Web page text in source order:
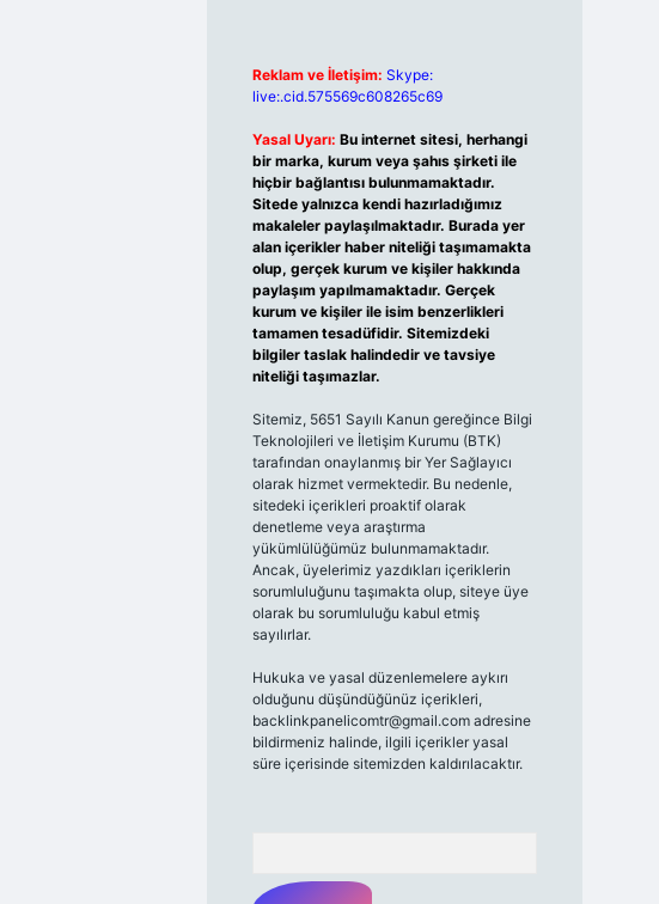
Reklam ve İletişim: Skype:
live:.cid.575569c608265c69
Yasal Uyarı: Bu internet sitesi, herhangi
bir marka, kurum veya şahıs şirketi ile
hiçbir bağlantısı bulunmamaktadır.
Sitede yalnızca kendi hazırladığımız
makaleler paylaşılmaktadır. Burada yer
alan içerikler haber niteliği taşımamakta
olup, gerçek kurum ve kişiler hakkında
paylaşım yapılmamaktadır. Gerçek
kurum ve kişiler ile isim benzerlikleri
tamamen tesadüfidir. Sitemizdeki
bilgiler taslak halindedir ve tavsiye
niteliği taşımazlar.
Sitemiz, 5651 Sayılı Kanun gereğince Bilgi
Teknolojileri ve İletişim Kurumu (BTK)
tarafından onaylanmış bir Yer Sağlayıcı
olarak hizmet vermektedir. Bu nedenle,
sitedeki içerikleri proaktif olarak
denetleme veya araştırma
yükümlülüğümüz bulunmamaktadır.
Ancak, üyelerimiz yazdıkları içeriklerin
sorumluluğunu taşımakta olup, siteye üye
olarak bu sorumluluğu kabul etmiş
sayılırlar.
Hukuka ve yasal düzenlemelere aykırı
olduğunu düşündüğünüz içerikleri,
backlinkpanelicomtr@gmail.comadresine
bildirmeniz halinde, ilgili içerikler yasal
süre içerisinde sitemizden kaldırılacaktır.